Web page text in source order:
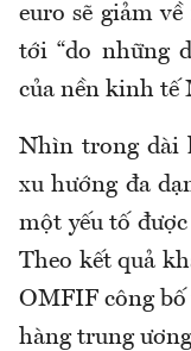
euro sẽ giảm
tới “do những
của nền kinh tế
Nhìn trong dài
xu hướng đa
một yếu tố
Theo kết quả
OMFIF công bố
hàng trung